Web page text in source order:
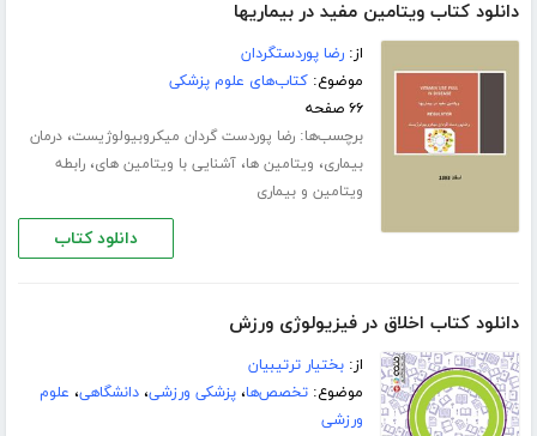
دانلود کتاب ویتامین مفید در بیماریها
از:رضا پوردستگردان
موضوع:کتاب‌های علوم پزشکی
۶۶ صفحه
برچسب‌ها:رضا پوردست گردان میکروبیولوژیست،درمان
بیماری، ویتامین ها،آشنایی با ویتامین های،رابطه
ویتامین و بیماری
دانلود کتاب
دانلود کتاب اخلاق در فیزیولوژی ورزش
از:بختیار ترتیبیان
موضوع:تخصص‌ها،پزشکی ورزشی،دانشگاهی، علوم
ورزشی